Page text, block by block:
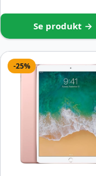
Se produkt →
-25%